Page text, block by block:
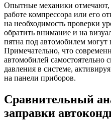
Опытные механики
работе компрессора или его
на необходимость проверки
обратить внимание и на
пятна под автомобилем могут
Примечательно, что
автомобилей самостоятельно
давления в системе,
на панели приборов.
Сравнительный
заправки